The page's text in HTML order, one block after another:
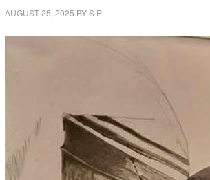
AUGUST 25, 2025 BYS P